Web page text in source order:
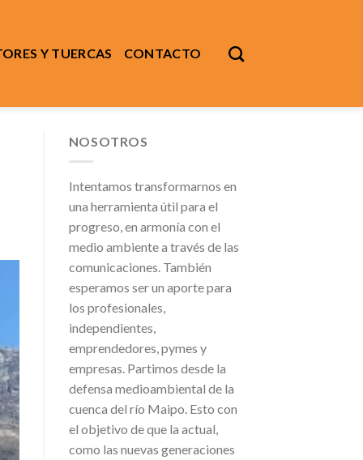
Y TUERCAS CONTACTO
NOSOTROS
Intentamos transformarnos en
una herramienta útil para el
progreso, en armonía con el
medio ambiente a través de las
comunicaciones. También
esperamos ser un aporte para
los profesionales,
independientes,
emprendedores, pymes y
empresas. Partimos desde la
defensa medioambiental de la
cuenca del río Maipo. Esto con
el objetivo de que la actual,
como las nuevas generaciones